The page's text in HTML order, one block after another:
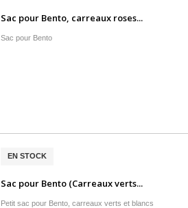
Sac pour Bento, carreaux roses...
Sac pour Bento
EN STOCK
Sac pour Bento (Carreaux verts...
Petit sac pour Bento, carreaux verts et blancs